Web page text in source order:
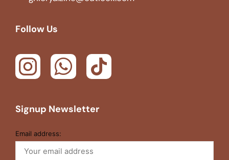
Follow Us
Signup Newsletter
Email address: